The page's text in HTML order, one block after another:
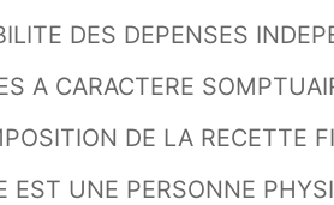
DES DEPENSES
A CARACTERE
DE LA RECETTE
EST UNE PERSONNE